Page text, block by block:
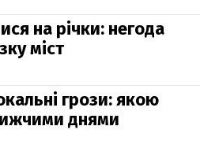
на річки: негода
міст
грози: якою
днями